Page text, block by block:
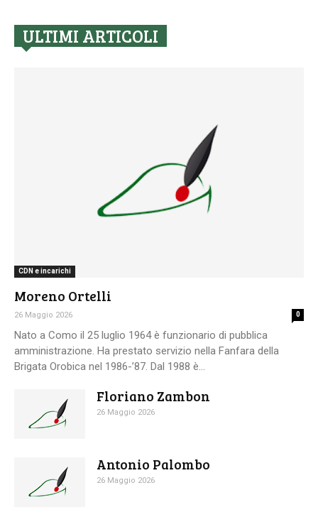
ULTIMI ARTICOLI
CDN e incarichi
Moreno Ortelli
26 Maggio 2026 0
Nato a Como il 25 luglio 1964 è funzionario di pubblica
amministrazione. Ha prestato servizio nella Fanfara della
Brigata Orobica nel 1986-’87. Dal 1988 è...
Floriano Zambon
26 Maggio 2026
Antonio Palombo
26 Maggio 2026